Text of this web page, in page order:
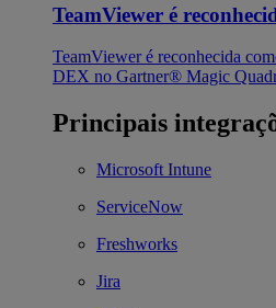
TeamViewer é
TeamViewer é reconhecida
DEX no Gartner® Magic
Principais
Microsoft Intune
ServiceNow
Freshworks
Jira